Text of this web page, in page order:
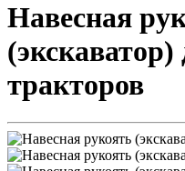
Навесная
(экскаватор)
тракторов